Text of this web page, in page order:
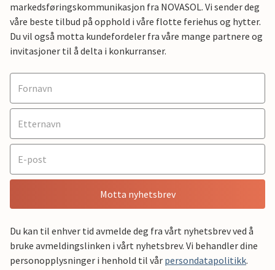
markedsføringskommunikasjon fra NOVASOL. Vi sender deg
våre beste tilbud på opphold i våre flotte feriehus og hytter.
Du vil også motta kundefordeler fra våre mange partnere og
invitasjoner til å delta i konkurranser.
Motta nyhetsbrev
Du kan til enhver tid avmelde deg fra vårt nyhetsbrev ved å
bruke avmeldingslinken i vårt nyhetsbrev. Vi behandler dine
personopplysninger i henhold til vår persondatapolitikk.